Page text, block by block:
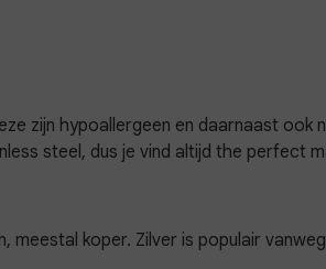
zijn hypoallergeen en daarnaast ook
steel, dus je vind altijd the perfect
meestal koper. Zilver is populair